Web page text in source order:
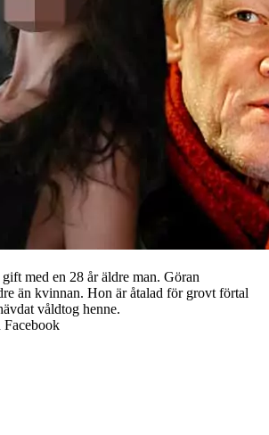
med en 28 år äldre man. Göran
än kvinnan. Hon är åtalad för grovt förtal
våldtog henne.